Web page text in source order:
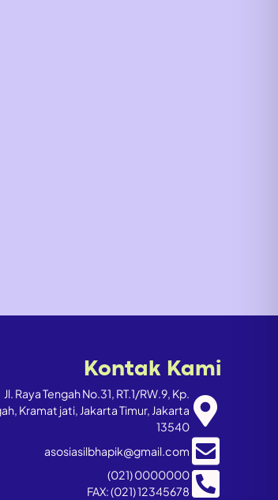
Kontak Kami
Jl. Raya Tengah No.31, RT.1/RW.9, Kp.
Kramat jati, Jakarta Timur, Jakarta
13540
asosiasilbhapik@gmail.com
(021) 0000000
FAX: (021) 12345678